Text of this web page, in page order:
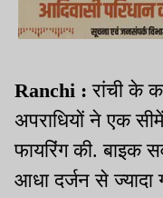
Ranchi :रांची के
अपराधियों ने एक
फायरिंग की. बाइक
आधा दर्जन से ज्यादा